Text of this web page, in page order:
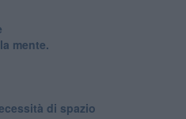
mente.
di spazio